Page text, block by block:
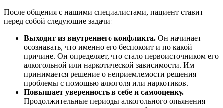
После общения с нашими специалистами, пациент ставит
перед собой следующие задачи:
Выходит из внутреннего конфликта. Он начинает
осознавать, что именно его беспокоит и по какой
причине. Он определяет, что стало первоисточником его
алкогольной или наркотической зависимости. Им
принимается решение о неприемлемости решения
проблемы с помощью алкоголя или наркотиков.
Повышает уверенность в себе и самооценку.
Продолжительные периоды алкогольного опьянения